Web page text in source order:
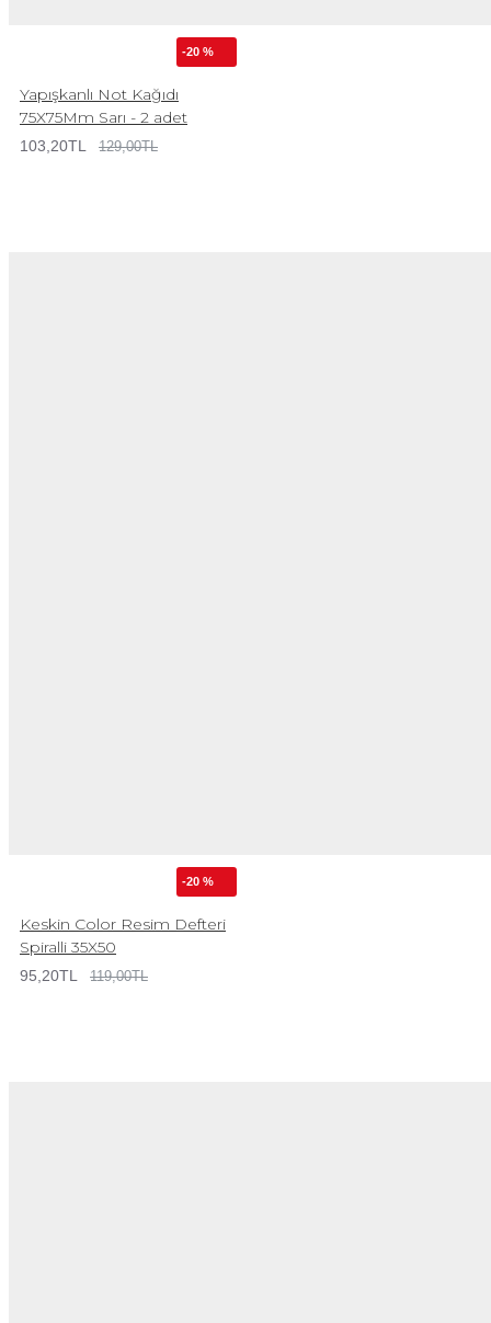
-20 %
Yapışkanlı Not Kağıdı
75X75Mm Sarı - 2 adet
103,20TL 129,00TL
-20 %
Keskin Color Resim Defteri
Spiralli 35X50
95,20TL 119,00TL